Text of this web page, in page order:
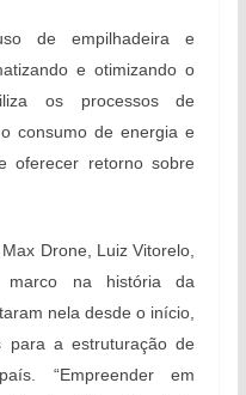
de empilhadeira e
e otimizando o
os processos de
consumo de energia e
oferecer retorno sobre
Drone, Luiz Vitorelo,
marco na história da
nela desde o início,
para a estruturação de
“Empreender em